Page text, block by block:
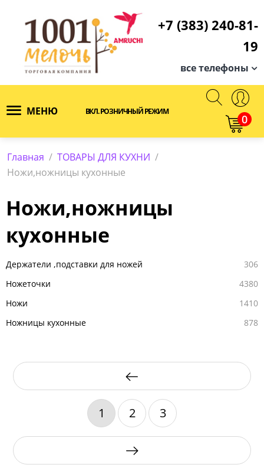
+7 (383) 240-81-
19
все телефоны
МЕНЮ ВКЛ. РОЗНИЧНЫЙ РЕЖИМ
0
Главная / ТОВАРЫ ДЛЯ КУХНИ /
Ножи,ножницы кухонные
Ножи,ножницы
кухонные
Держатели ,подставки для ножей
306
Ножеточки
4380
Ножи
1410
Ножницы кухонные
878
1 2 3